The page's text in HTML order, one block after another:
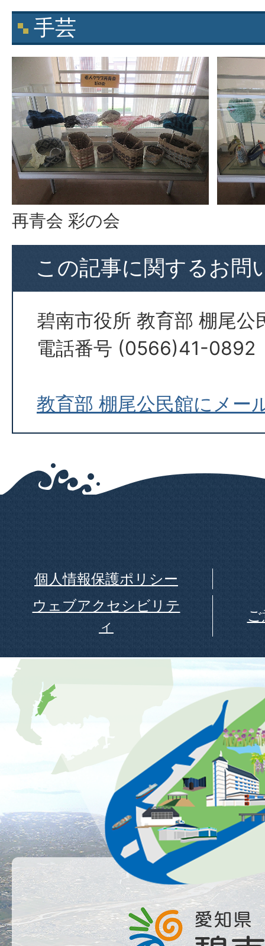
手芸
再青会 彩の会
この記事に関するお問
碧南市役所 教育部 棚尾公
電話番号 (0566)41-0892
教育部 棚尾公民館にメー
個人情報保護ポリシー
ウェブアクセシビリテ
ィ